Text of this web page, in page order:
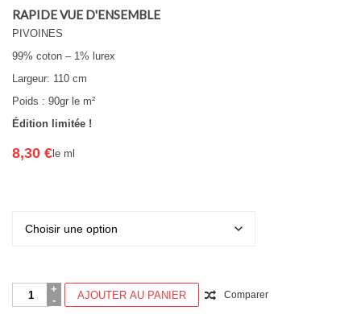
RAPIDE VUE D'ENSEMBLE
PIVOINES
99% coton – 1% lurex
Largeur: 110 cm
Poids : 90gr le m²
Édition limitée !
8,30 €le ml
quantité
de
AJOUTER AU PANIER Comparer